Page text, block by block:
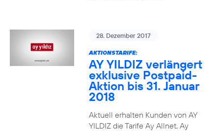
28. Dezember 2017
AKTIONSTARIFE:
AY YILDIZ verlängert
exklusive Postpaid-
Aktion bis 31. Januar
2018
Aktuell erhalten Kunden von AY
YILDIZ die Tarife Ay Allnet, Ay